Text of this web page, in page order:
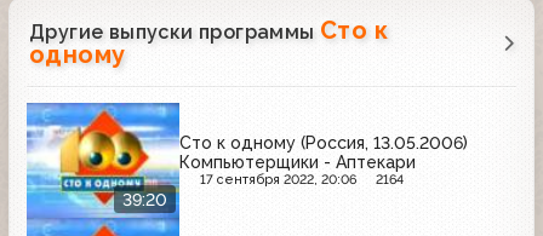
Другие выпуски программы Сто к
одному
39:20
Сто к одному (Россия, 13.05.2006)
Компьютерщики - Аптекари
17 сентября 2022, 20:06 2164